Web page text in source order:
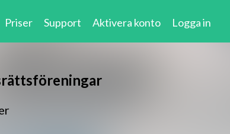
Priser Support Aktivera konto Logga in